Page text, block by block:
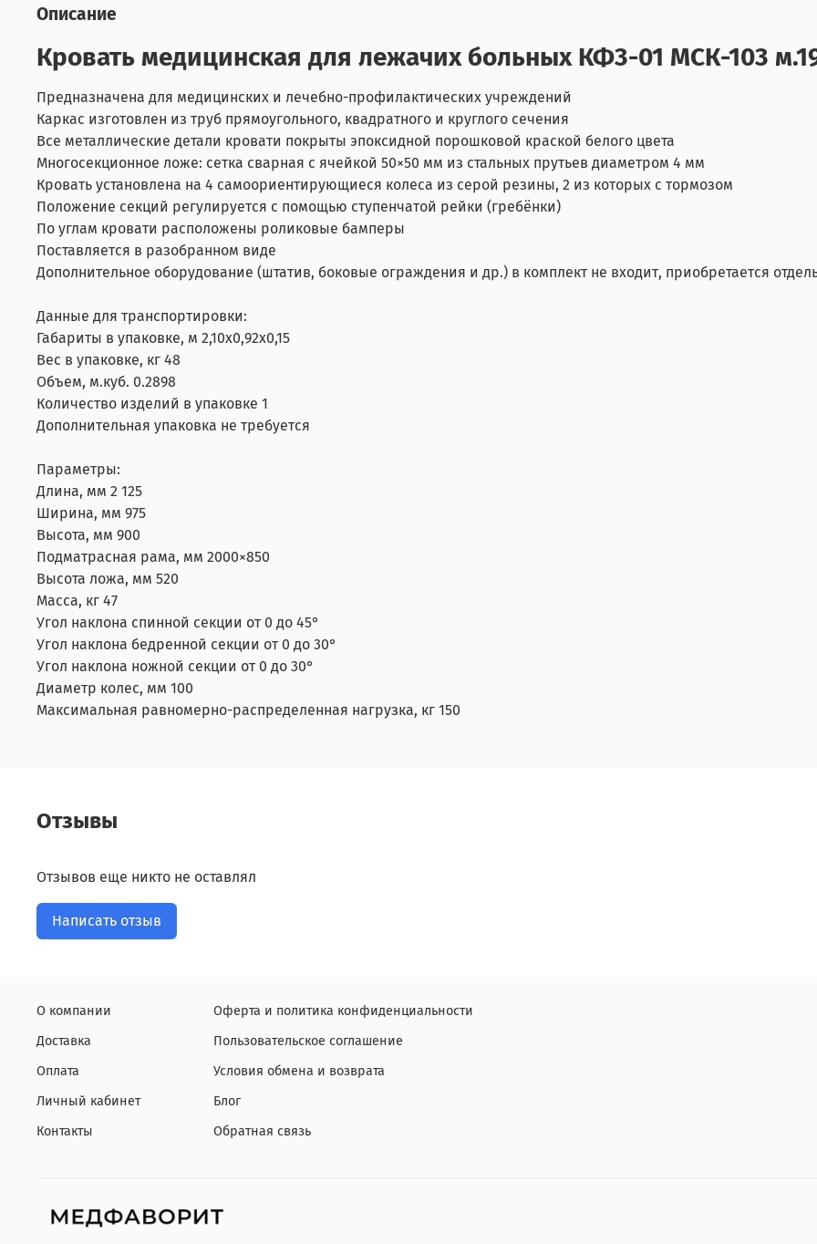
Описание
Кровать медицинская для лежачих больных КФ3-01 МСК-103
Предназначена для медицинских и лечебно-профилактических учреждений
Каркас изготовлен из труб прямоугольного, квадратного и круглого сечения
Все металлические детали кровати покрыты эпоксидной порошковой краской белого цвета
Многосекционное ложе: сетка сварная с ячейкой 50×50 мм из стальных прутьев диаметром 4 мм
Кровать установлена на 4 самоориентирующиеся колеса из серой резины, 2 из которых с тормозом
Положение секций регулируется с помощью ступенчатой рейки (гребёнки)
По углам кровати расположены роликовые бамперы
Поставляется в разобранном виде
Дополнительное оборудование (штатив, боковые ограждения и др.) в комплект не входит, приобретается
Данные для транспортировки:
Габариты в упаковке, м 2,10х0,92х0,15
Вес в упаковке, кг 48
Объем, м.куб. 0.2898
Количество изделий в упаковке 1
Дополнительная упаковка не требуется
Параметры:
Длина, мм 2 125
Ширина, мм 975
Высота, мм 900
Подматрасная рама, мм 2000×850
Высота ложа, мм 520
Масса, кг 47
Угол наклона спинной секции от 0 до 45°
Угол наклона бедренной секции от 0 до 30°
Угол наклона ножной секции от 0 до 30°
Диаметр колес, мм 100
Максимальная равномерно-распределенная нагрузка, кг 150
Отзывы
Отзывов еще никто не оставлял
Написать отзыв
О компании
Доставка
Оплата
Личный кабинет
Контакты
Оферта и политика конфиденциальности
Пользовательское соглашение
Условия обмена и возврата
Блог
Обратная связь